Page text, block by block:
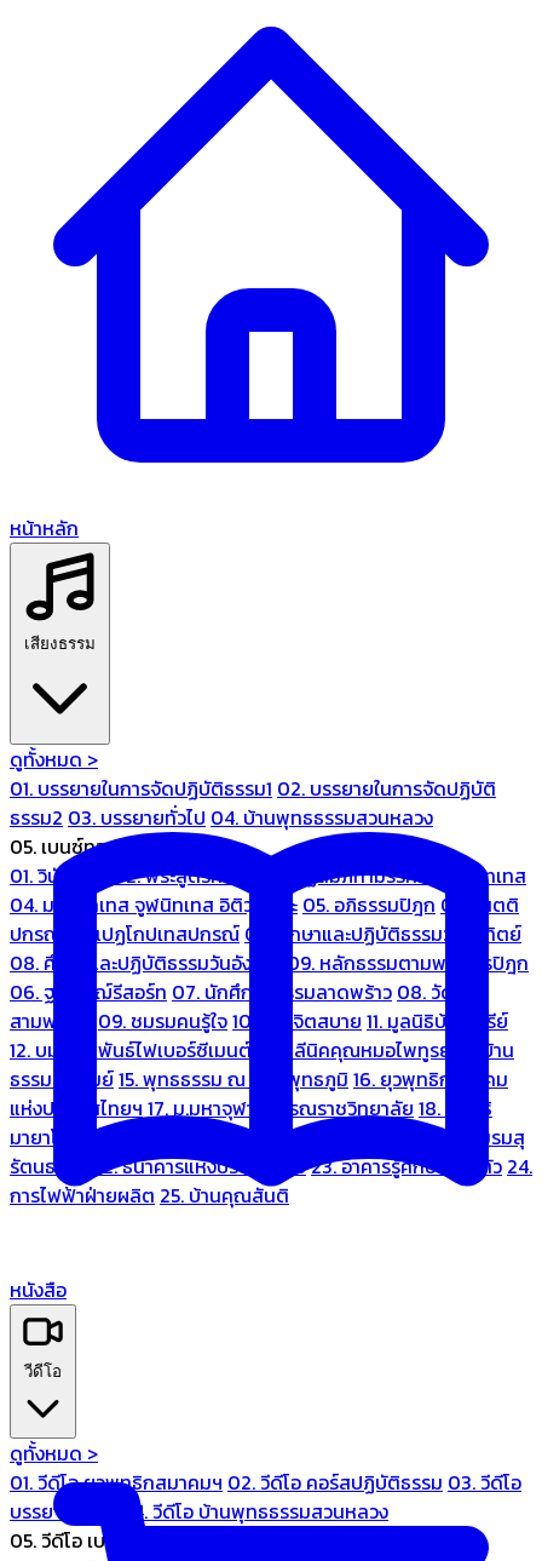
หน้าหลัก
เสียงธรรม
ดูทั้งหมด >
01. บรรยายในการจัดปฏิบัติธรรม1 02. บรรยายในการจัดปฏิบัติ
ธรรม2 03. บรรยายทั่วไป 04. บ้านพุทธธรรมสวนหลวง
05. เบนซ์ทองหล่อ
01. วินัยปิฎก
02. พระสูตรศึกษา
03. ปฏิสัมภิทามรรคและจูฬนิทเทส
04. มหานิทเทส จูฬนิทเทส อิติวุตตกะ 05. อภิธรรมปิฎก 06. เนตติ
ปกรณ์ และเปฏโกปเทสปกรณ์ 07. ศึกษาและปฏิบัติธรรมวันอาทิตย์
08. ศึกษาและปฏิบัติธรรมวันอังคาร
09. หลักธรรมตามพระไตรปิฎก
06. ฐณิชาฌ์รีสอร์ท 07. นักศึกษาธรรมลาดพร้าว 08. วัด
สามพระยา
09. ชมรมคนรู้ใจ10. บ้านจิตสบาย 11. มูลนิธิบ้านอารีย์
12. บมจ.มหพันธ์ไฟเบอร์ซีเมนต์
13. คลีนิคคุณหมอไพทูรย์
14. บ้าน
ธรรมะรื่นรมย์15. พุทธธรรม ณ แดนพุทธภูมิ 16. ยุวพุทธิกสมาคม
แห่งประเทศไทยฯ 17. ม.มหาจุฬาลงกรณราชวิทยาลัย 18. มูลนิธิ
มายาโคตมี
19. ariya wellness center
21. ชมรมสุ
รัตนธรรม
22. ธนาคารแห่งประเทศไทย23. อาคารรู้ศึกษารู้สึกตัว 24.
การไฟฟ้าฝ่ายผลิต 25. บ้านคุณสันติ
หนังสือ
วีดีโอ
ดูทั้งหมด >
01. วีดีโอ ยุวพุทธิกสมาคมฯ 02. วีดีโอ คอร์สปฏิบัติธรรม 03. วีดีโอ
บรรยายทั่วไป
04. วีดีโอ บ้านพุทธธรรมสวนหลวง
05. วีดีโอ เบนซ์ทองหล่อ